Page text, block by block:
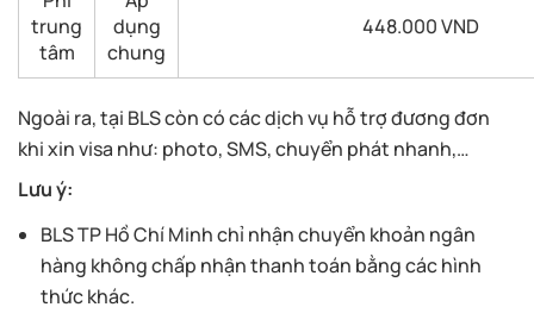
trung
tâm
dụng
chung
448.000 VND
Ngoài ra, tại BLS còn có các dịch vụ hỗ trợ đương đơn
khi xin visa như: photo, SMS, chuyển phát nhanh,…
Lưu ý:
BLS TP Hồ Chí Minh chỉ nhận chuyển khoản ngân
hàng không chấp nhận thanh toán bằng các hình
thức khác.